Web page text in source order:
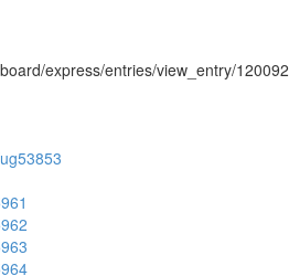
express/entries/view_entry/120092